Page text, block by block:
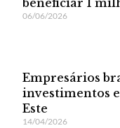
beneficiar 1
06/06/2026
Empresários
investimentos
Este
14/04/2026